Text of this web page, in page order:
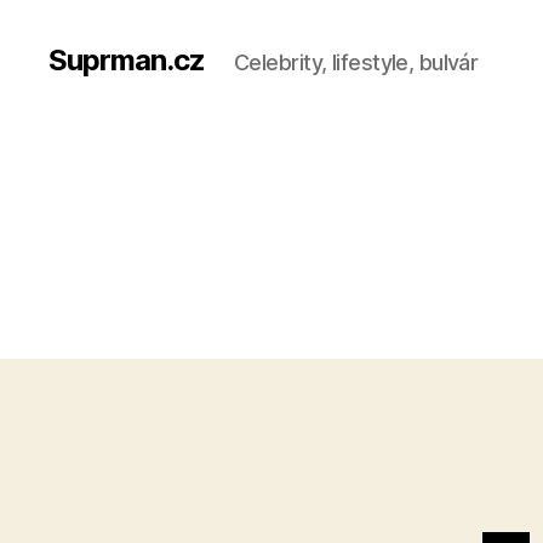
Suprman.cz Celebrity, lifestyle, bulvár